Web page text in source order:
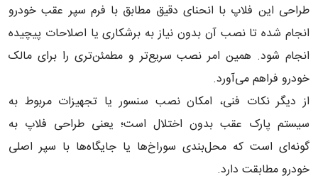
طراحی این فلاپ با انحنای دقیق مطابق با فرم سپر عقب خودرو
انجام شده تا نصب آن بدون نیاز به برشکاری یا اصلاحات پیچیده
انجام شود. همین امر نصب سریع‌تر و مطمئن‌تری را برای مالک
خودرو فراهم می‌آورد.
از دیگر نکات فنی، امکان نصب سنسور یا تجهیزات مربوط به
سیستم پارک عقب بدون اختلال است؛ یعنی طراحی فلاپ به
گونه‌ای است که محل‌بندی سوراخ‌ها یا جایگاه‌ها با سپر اصلی
خودرو مطابقت دارد.